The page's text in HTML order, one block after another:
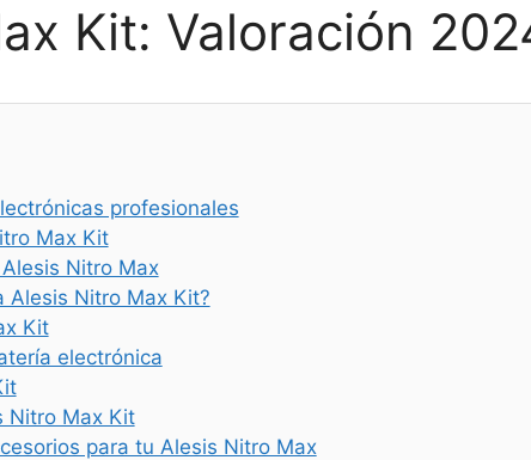
Kit: Valoración
profesionales
Max Kit
Nitro Max
Alesis Nitro Max Kit?
Kit
electrónica
Nitro Max Kit
para tu Alesis Nitro Max